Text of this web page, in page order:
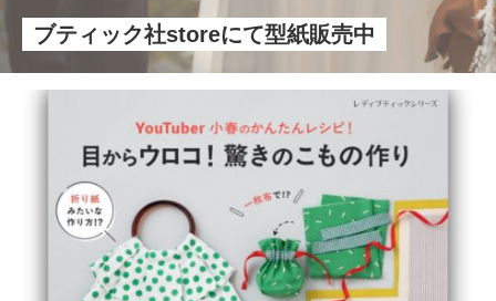
ブティック社storeにて型紙販売中